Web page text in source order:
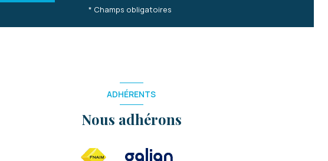
* Champs obligatoires
ADHÉRENTS
Nous adhérons